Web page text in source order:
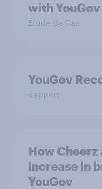
with YouGov
Étude de Cas
YouGov
Rapport
How Cheerz
increase in
YouGov